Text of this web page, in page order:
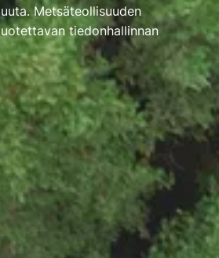
Metsäteollisuuden
tiedonhallinnan